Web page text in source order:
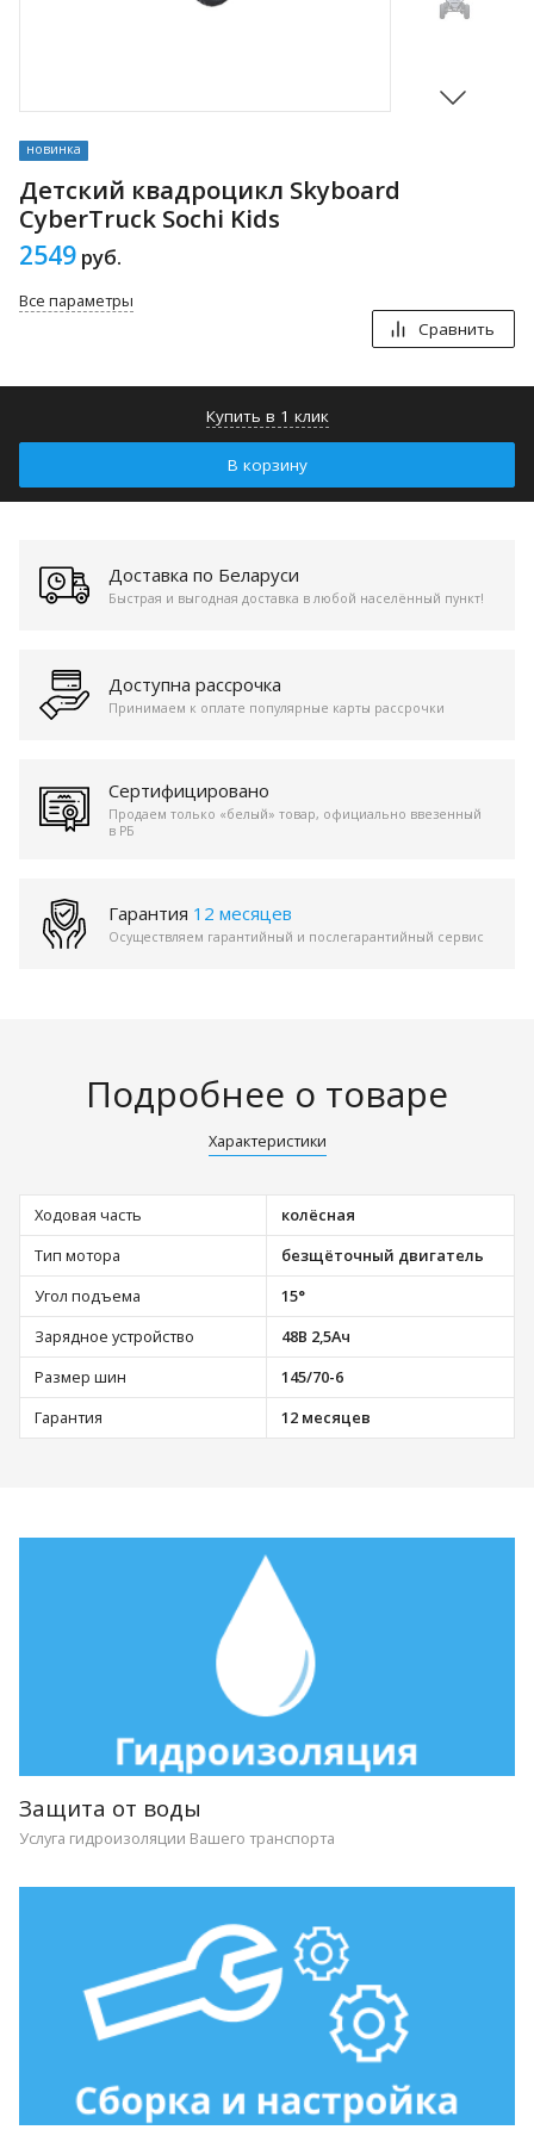
новинка
Детский квадроцикл Skyboard
CyberTruck Sochi Kids
2549 руб.
Все параметры
Сравнить
Купить в 1 клик
В корзину
Доставка по Беларуси
Быстрая и выгодная доставка в любой населённый пункт!
Доступна рассрочка
Принимаем к оплате популярные карты рассрочки
Сертифицировано
Продаем только «белый» товар, официально ввезенный
в РБ
Гарантия 12 месяцев
Осуществляем гарантийный и послегарантийный сервис
Подробнее о товаре
Характеристики
Ходовая часть
колёсная
Тип мотора
безщёточный двигатель
Угол подъема
15°
Зарядное устройство
48В 2,5Ач
Размер шин
145/70-6
Гарантия
12 месяцев
Защита от воды
Услуга гидроизоляции Вашего транспорта